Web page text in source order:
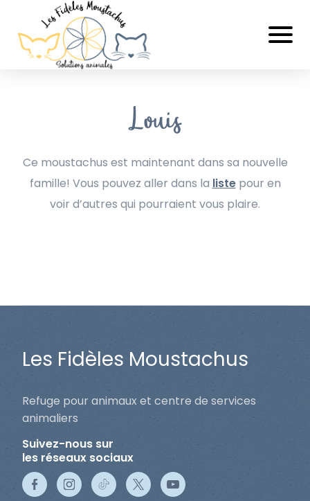
Louis
Ce moustachus est maintenant dans sa nouvelle
famille! Vous pouvez aller dans la listepour en
voir d’autres qui pourraient vous plaire.
Les Fidèles Moustachus
Refuge pour animaux et centre de services
animaliers
Suivez-nous sur
les réseaux sociaux